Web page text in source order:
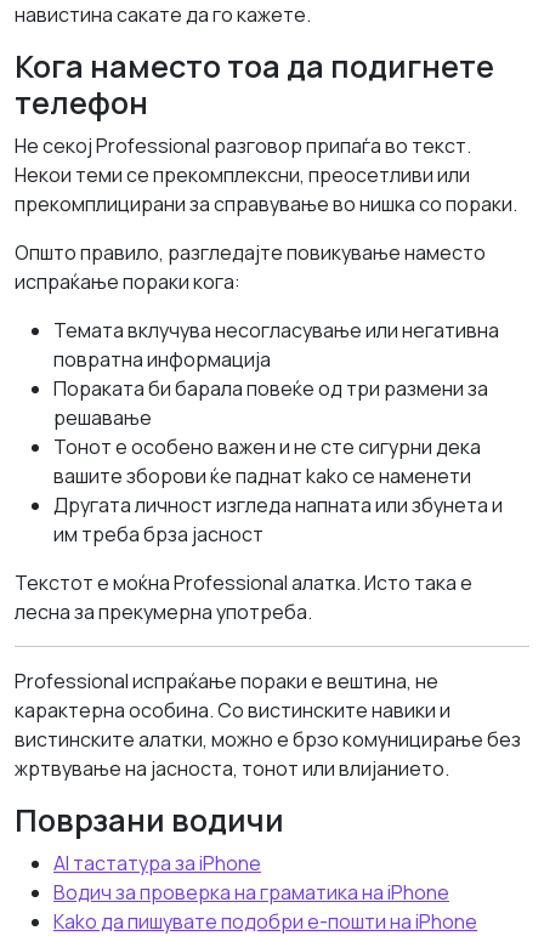
навистина сакате да го кажете.
Кога наместо тоа да подигнете
телефон
Не секој Professional разговор припаѓа во текст.
Некои теми се прекомплексни, преосетливи или
прекомплицирани за справување во нишка со пораки.
Општо правило, разгледајте повикување наместо
испраќање пораки кога:
Темата вклучува несогласување или негативна
повратна информација
Пораката би барала повеќе од три размени за
решавање
Тонот е особено важен и не сте сигурни дека
вашите зборови ќе паднат kako се наменети
Другата личност изгледа напната или збунета и
им треба брза јасност
Текстот е моќна Professional алатка. Исто така е
лесна за прекумерна употреба.
Professional испраќање пораки е вештина, не
карактерна особина. Со вистинските навики и
вистинските алатки, можно е брзо комуницирање без
жртвување на јасноста, тонот или влијанието.
Поврзани водичи
AI тастатура за iPhone
Водич за проверка на граматика на iPhone
Kako да пишувате подобри е-пошти на iPhone